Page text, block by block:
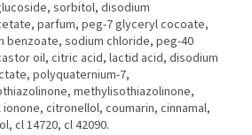
sorbitol, disodium
parfum, peg-7 glyceryl cocoate,
benzoate, sodium chloride, peg-40
oil, citric acid, lactid acid, disodium
polyquaternium-7,
methylisothiazolinone,
citronellol, coumarin, cinnamal,
cl 14720, cl 42090.